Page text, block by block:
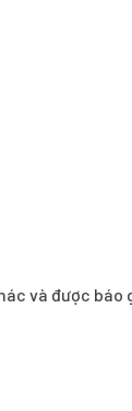
và được báo